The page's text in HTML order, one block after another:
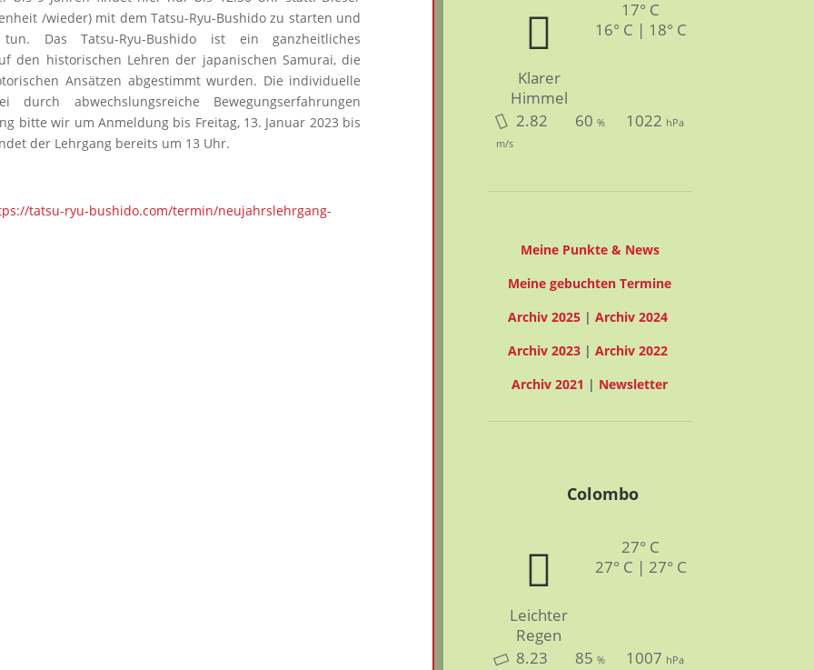
/wieder) mit dem Tatsu-Ryu-Bushido zu starten und
Das Tatsu-Ryu-Bushido ist ein ganzheitliches
den historischen Lehren der japanischen Samurai, die
Ansätzen abgestimmt wurden. Die individuelle
durch abwechslungsreiche Bewegungserfahrungen
bitte wir um Anmeldung bis Freitag, 13. Januar 2023 bis
der Lehrgang bereits um 13 Uhr.
tatsu-ryu-bushido.com/termin/neujahrslehrgang-
Klarer
Himmel
17° C
16° C | 18° C
2.82
m/s
60 % 1022 hPa
Meine Punkte & News
Meine gebuchten Termine
Archiv 2025 |Archiv 2024
Archiv 2023 |Archiv 2022
Archiv 2021 | Newsletter
Colombo
Leichter
Regen
27° C
27° C | 27° C
8.23 85 % 1007 hPa